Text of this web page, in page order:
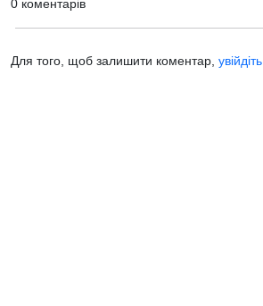
0 коментарів
Для того, щоб залишити коментар, увійдіть